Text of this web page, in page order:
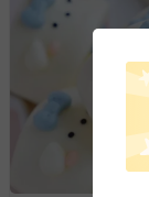
相關的退換
運送服務：
區，可能會
亦保留出貨
費用，可能